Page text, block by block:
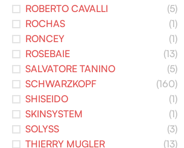
ROBERTO CAVALLI
(5)
ROCHAS
(1)
RONCEY
(1)
ROSEBAIE
(13)
SALVATORE TANINO
(5)
SCHWARZKOPF
(160)
SHISEIDO
(1)
SKINSYSTEM
(1)
SOLYSS
(3)
THIERRY MUGLER
(13)